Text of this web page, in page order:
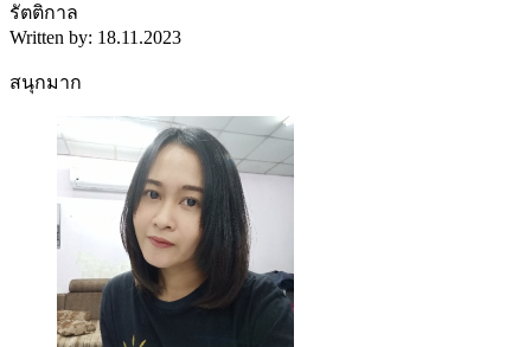
รัตติกาล
Written by: 18.11.2023
สนุกมาก